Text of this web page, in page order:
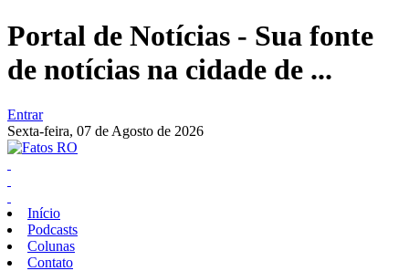
Portal de Notícias - Sua fonte
de notícias na cidade de ...
Entrar
Sexta-feira, 07 de Agosto de 2026
Início
Podcasts
Colunas
Contato